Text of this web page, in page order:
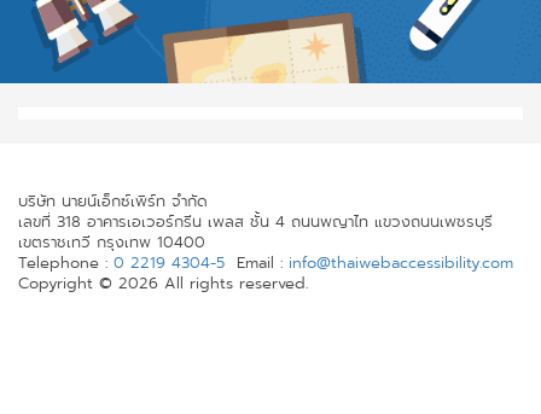
บริษัท นายน์เอ็กซ์เพิร์ท จำกัด
เลขที่ 318 อาคารเอเวอร์กรีน เพลส ชั้น 4 ถนนพญาไท แขวงถนนเพชรบุรี
เขตราชเทวี กรุงเทพ 10400
Telephone : 0 2219 4304-5 Email : info@thaiwebaccessibility.com
Copyright © 2026 All rights reserved.